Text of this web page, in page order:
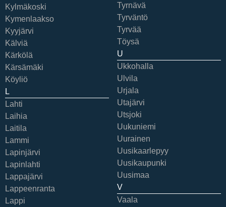
Kylmäkoski
Kymenlaakso
Kyyjärvi
Kälviä
Kärkölä
Kärsämäki
Köyliö
L
Lahti
Laihia
Laitila
Lammi
Lapinjärvi
Lapinlahti
Lappajärvi
Lappeenranta
Lappi
Tyrnävä
Tyrväntö
Tyrvää
Töysä
U
Ukkohalla
Ulvila
Urjala
Utajärvi
Utsjoki
Uukuniemi
Uurainen
Uusikaarlepyy
Uusikaupunki
Uusimaa
V
Vaala